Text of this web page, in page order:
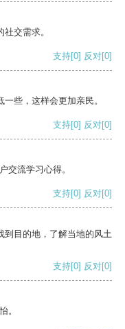
交需求。
支持[0] 反对[0]
些，这样会更加亲民。
支持[0] 反对[0]
交流学习心得。
支持[0] 反对[0]
到目的地，了解当地的风土
支持[0] 反对[0]
。